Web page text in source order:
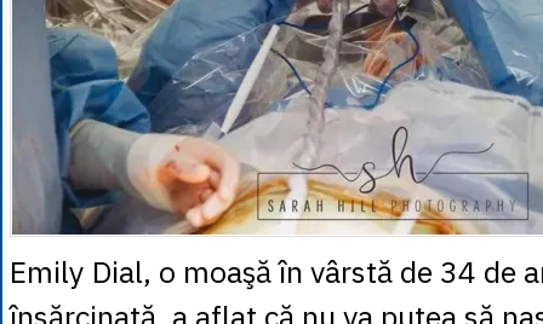
Emily Dial, o moaşă în vârstă de 34 de